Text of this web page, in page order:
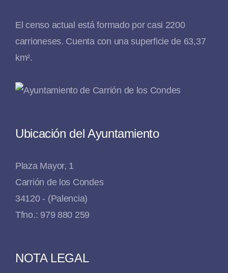
El censo actual está formado por casi 2200
carrioneses. Cuenta con una superficie de 63,37
km².
Ubicación del Ayuntamiento
Plaza Mayor, 1
Carrión de los Condes
34120 - (Palencia)
Tfno.: 979 880 259
NOTA LEGAL